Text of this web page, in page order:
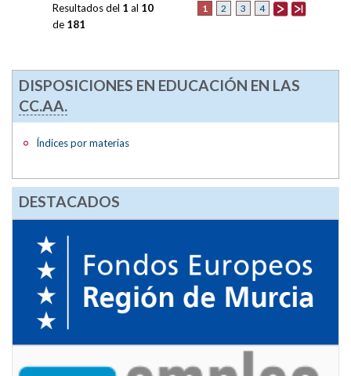
1 2 3 4
Resultados del 1 al 10
de 181
DISPOSICIONES EN EDUCACIÓN EN LAS
CC.AA.
Índices por materias
DESTACADOS